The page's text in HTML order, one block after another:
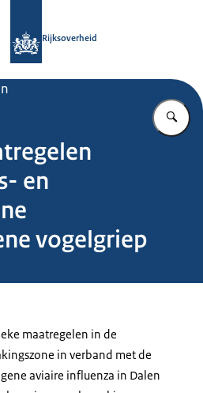
Rijksoverheid
en
vogelgriep
maatregelen in de
in verband met de
aviaire influenza in Dalen